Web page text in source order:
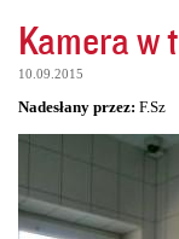
Kamera w
10.09.2015
Nadesłany przez: F.Sz